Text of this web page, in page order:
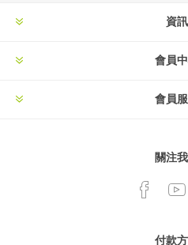
資訊
會員
會員
關注
付款